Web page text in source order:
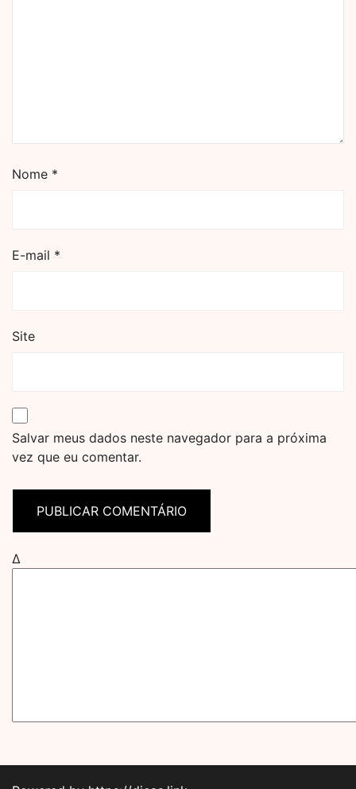
Nome *
E-mail *
Site
Salvar meus dados neste navegador para a próxima
vez que eu comentar.
Δ